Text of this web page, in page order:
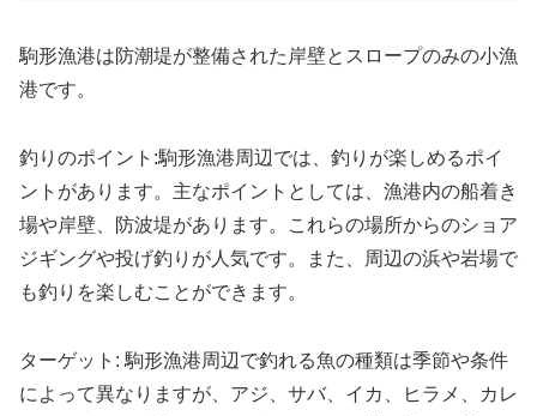
駒形漁港は防潮堤が整備された岸壁とスロープのみの小漁
港です。
釣りのポイント:駒形漁港周辺では、釣りが楽しめるポイ
ントがあります。主なポイントとしては、漁港内の船着き
場や岸壁、防波堤があります。これらの場所からのショア
ジギングや投げ釣りが人気です。また、周辺の浜や岩場で
も釣りを楽しむことができます。
ターゲット: 駒形漁港周辺で釣れる魚の種類は季節や条件
によって異なりますが、アジ、サバ、イカ、ヒラメ、カレ